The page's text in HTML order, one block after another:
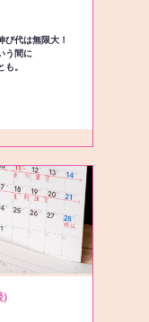
び代は無限大！
う間に
。
)